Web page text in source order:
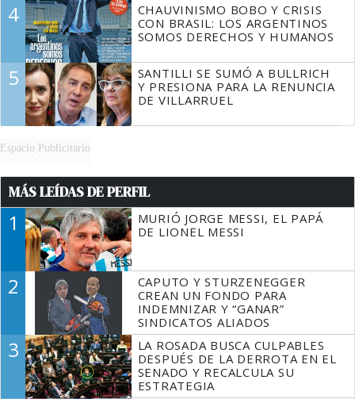
4
CHAUVINISMO BOBO Y CRISIS
CON BRASIL: LOS ARGENTINOS
SOMOS DERECHOS Y HUMANOS
5
SANTILLI SE SUMÓ A BULLRICH
Y PRESIONA PARA LA RENUNCIA
DE VILLARRUEL
Espacio Publicitario
MÁS LEÍDAS DE PERFIL
1
MURIÓ JORGE MESSI, EL PAPÁ
DE LIONEL MESSI
2
CAPUTO Y STURZENEGGER
CREAN UN FONDO PARA
INDEMNIZAR Y “GANAR”
SINDICATOS ALIADOS
3
LA ROSADA BUSCA CULPABLES
DESPUÉS DE LA DERROTA EN EL
SENADO Y RECALCULA SU
ESTRATEGIA